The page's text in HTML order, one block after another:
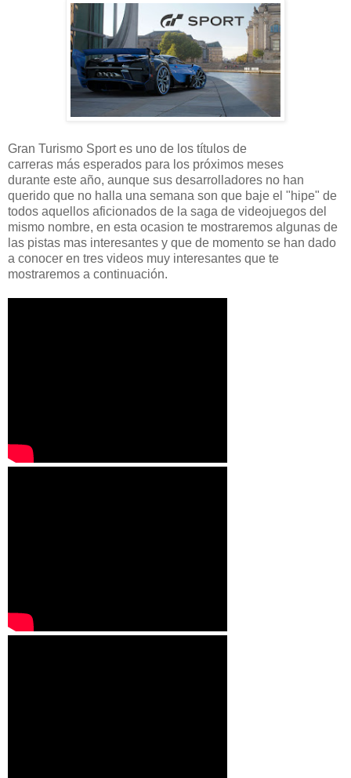
Gran Turismo Sport es uno de los títulos de
carreras más esperados para los próximos meses
durante este año, aunque sus desarrolladores no han
querido que no halla una semana son que baje el "hipe" de
todos aquellos aficionados de la saga de videojuegos del
mismo nombre, en esta ocasion te mostraremos algunas de
las pistas mas interesantes y que de momento se han dado
a conocer en tres videos muy interesantes que te
mostraremos a continuación.